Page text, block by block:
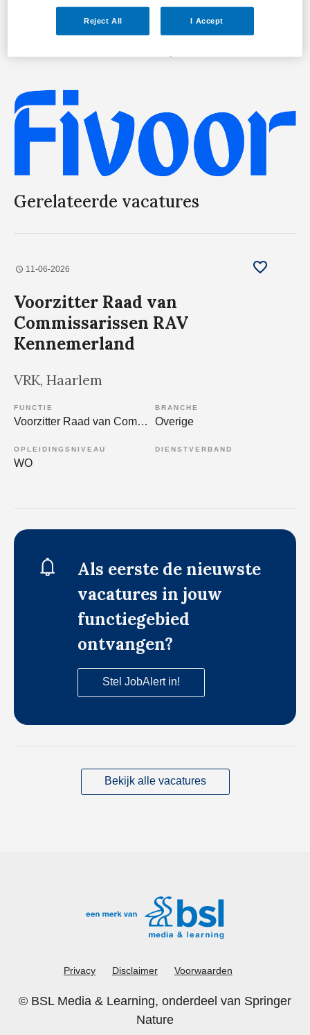
Commissarissen bij Fivoor (via Ebbinge) is niet meer
actueel. Hieronder staan enkele vergelijkbare vacatures
Gerelateerde vacatures
11-06-2026
Voorzitter Raad van
Commissarissen RAV
Kennemerland
VRK, Haarlem
FUNCTIE
Voorzitter Raad van Commissarissen
BRANCHE
Overige
OPLEIDINGSNIVEAU
WO
DIENSTVERBAND
Als eerste de nieuwste
vacatures in jouw
functiegebied
ontvangen?
Stel JobAlert in!
Bekijk alle vacatures
Privacy Disclaimer Voorwaarden
© BSL Media & Learning, onderdeel van Springer
Nature
Reject All I Accept